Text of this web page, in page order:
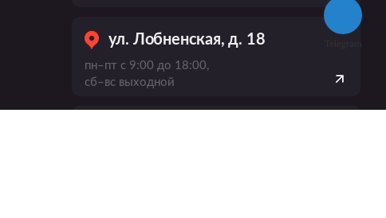
ул. Лобненская, д. 18
пн–пт с 9:00 до 18:00,
сб–вс выходной
Telegram